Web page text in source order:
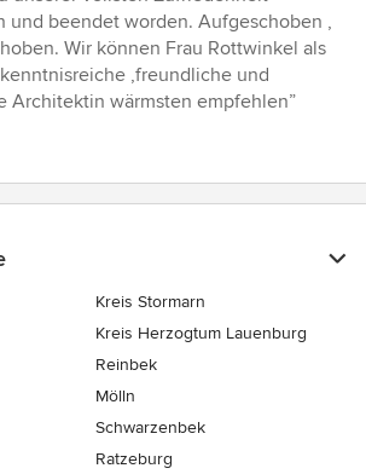
und beendet worden. Aufgeschoben ,
Wir können Frau Rottwinkel als
,freundliche und
Architektin wärmsten empfehlen”
Kreis Stormarn
Kreis Herzogtum Lauenburg
Reinbek
Mölln
Schwarzenbek
Ratzeburg